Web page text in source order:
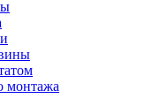
монтажа